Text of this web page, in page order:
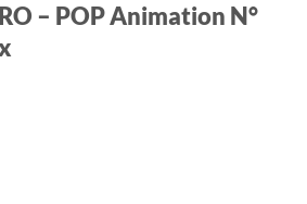
– POP Animation N°